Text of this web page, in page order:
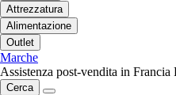
Attrezzatura
Alimentazione
Outlet
Marche
Assistenza post-vendita in Francia
Cerca